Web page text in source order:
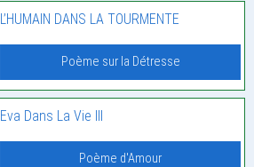
L’HUMAIN DANS LA TOURMENTE
Poème sur la Détresse
Eva Dans La Vie III
Poème d'Amour